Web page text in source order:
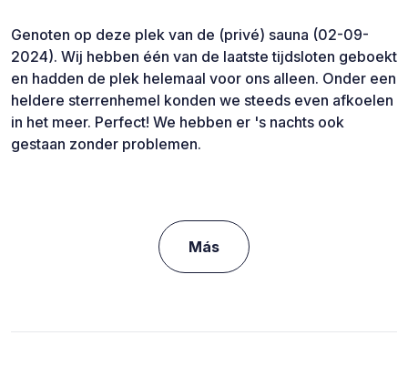
Genoten op deze plek van de (privé) sauna (02-09-
2024). Wij hebben één van de laatste tijdsloten geboekt
en hadden de plek helemaal voor ons alleen. Onder een
heldere sterrenhemel konden we steeds even afkoelen
in het meer. Perfect! We hebben er 's nachts ook
gestaan zonder problemen.
Más